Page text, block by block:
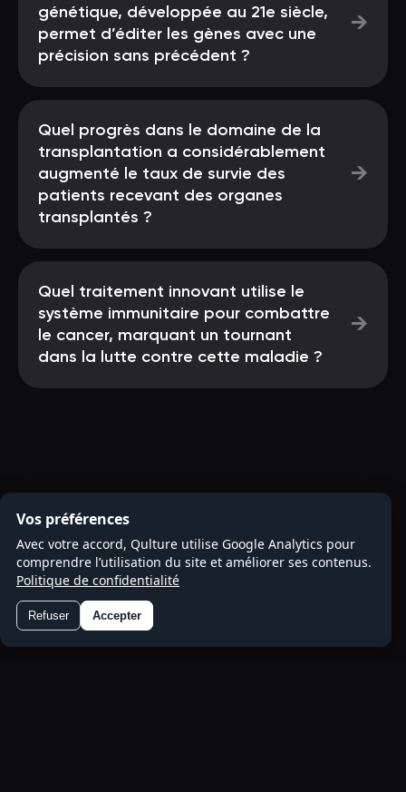
génétique, développée au 21e siècle,
permet d’éditer les gènes avec une
précision sans précédent ?
→
Quel progrès dans le domaine de la
transplantation a considérablement
augmenté le taux de survie des
patients recevant des organes
transplantés ?
→
Quel traitement innovant utilise le
système immunitaire pour combattre
le cancer, marquant un tournant
dans la lutte contre cette maladie ?
→
Vos préférences
Avec votre accord, Qulture utilise Google Analytics pour
comprendre l’utilisation du site et améliorer ses contenus.
Politique de confidentialité
Refuser Accepter